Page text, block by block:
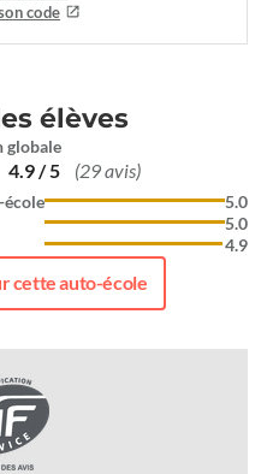
code
élèves
globale
4.9 / 5 (29 avis)
école
5.0
5.0
4.9
cette auto-école